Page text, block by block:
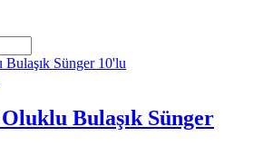
Bulaşık Sünger